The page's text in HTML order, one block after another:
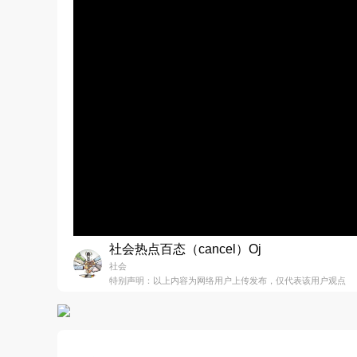
社会热点百态（cancel）Oj
社会
特别声明：以上内容为网络用户上传发布，仅代表该用户观点